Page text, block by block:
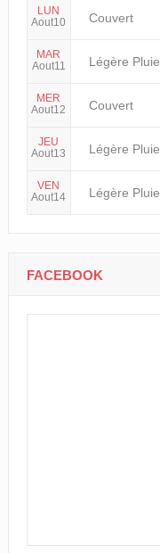
LUN
Aout10
Couvert
MAR
Aout11
Légère Pluie
MER
Aout12
Couvert
JEU
Aout13
Légère Pluie
VEN
Aout14
Légère Pluie
FACEBOOK